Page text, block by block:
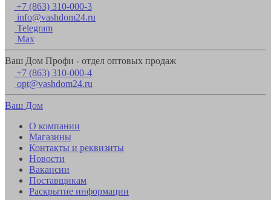
+7 (863) 310-000-3
info@vashdom24.ru
Telegram
Max
Ваш Дом Профи - отдел оптовых продаж
+7 (863) 310-000-4
opt@vashdom24.ru
Ваш Дом
О компании
Магазины
Контакты и реквизиты
Новости
Вакансии
Поставщикам
Раскрытие информации